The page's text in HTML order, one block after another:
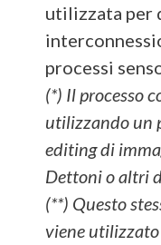
utilizzata per
processi
(*) Il processo
utilizzando un
editing di
Dettoni o altri
(**) Questo
viene